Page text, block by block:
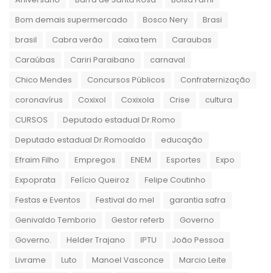
Bom demais supermercado
Bosco Nery
Brasi
brasil
Cabra verão caixa tem
Caraubas
Caraúbas
Cariri Paraibano
carnaval
Chico Mendes
Concursos Públicos
Confraternização
coronavírus
Coxixol Coxixola Crise
cultura
CURSOS
Deputado estadual Dr.Romo
Deputado estadual Dr.Romoaldo
educação
Efraim Filho
Empregos ENEM Esportes
Expo
Expoprata
Felício Queiroz
Felipe Coutinho
Festas e Eventos
Festival do mel
garantia safra
Genivaldo Temborio
Gestor referb
Governo
Governo.
Helder Trajano IPTU
João Pessoa
Livrame
Luto Manoel Vasconce
Marcio Leite